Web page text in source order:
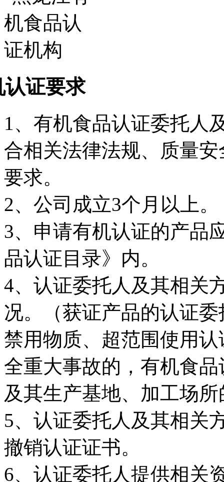
认证要求
1、有机食品认证委托人
合相关法律法规、质量
要求。
2、公司成立3个月以上。
3、申请有机认证的产品
品认证目录》内。
4、认证委托人及其相关
况。（获证产品的认证
禁用物质、超范围使用
全重大事故的，有机食
及其生产基地、加工场
5、认证委托人及其相关
撤销认证证书。
6、认证委托人提供相关